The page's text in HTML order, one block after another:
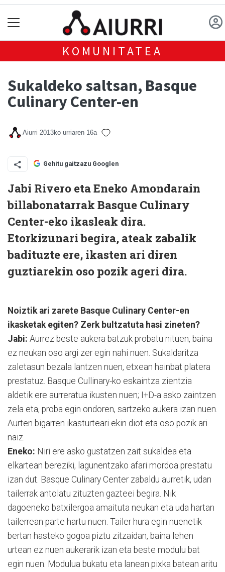
KOMUNITATEA
Sukaldeko saltsan, Basque
Culinary Center-en
Aiurri 2013ko urriaren 16a
Gehitu gaitzazu Googlen
Jabi Rivero eta Eneko Amondarain
billabonatarrak Basque Culinary
Center-eko ikasleak dira.
Etorkizunari begira, ateak zabalik
badituzte ere, ikasten ari diren
guztiarekin oso pozik ageri dira.
Noiztik ari zarete Basque Culinary Center-en
ikasketak egiten? Zerk bultzatuta hasi zineten?
Jabi: Aurrez beste aukera batzuk probatu nituen, baina
ez neukan oso argi zer egin nahi nuen. Sukaldaritza
zaletasun bezala lantzen nuen, etxean hainbat platera
prestatuz. Basque Cullinary-ko eskaintza zientzia
aldetik ere aurreratua ikusten nuen; I+D-a asko zaintzen
zela eta, proba egin ondoren, sartzeko aukera izan nuen.
Aurten bigarren ikasturteari ekin diot eta oso pozik ari
naiz.
Eneko: Niri ere asko gustatzen zait sukaldea eta
elkartean bereziki, lagunentzako afari mordoa prestatu
izan dut. Basque Culinary Center zabaldu aurretik, udan
tailerrak antolatu zituzten gazteei begira. Nik
dagoeneko batxilergoa amaituta neukan eta uda hartan
tailerrean parte hartu nuen. Tailer hura egin nuenetik
bertan hasteko gogoa piztu zitzaidan, baina lehen
urtean ez nuen aukerarik izan eta beste modulu bat
egin nuen. Modulua bukatu eta lanean pixka batean aritu